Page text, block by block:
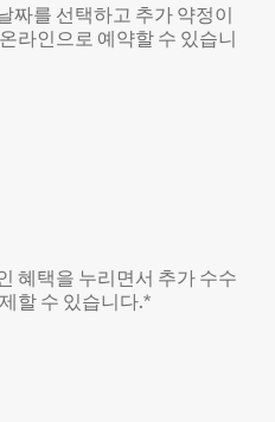
짜를 선택하고 추가 약정이
라인으로 예약할 수 있습니
혜택을 누리면서 추가 수수
할 수 있습니다.*